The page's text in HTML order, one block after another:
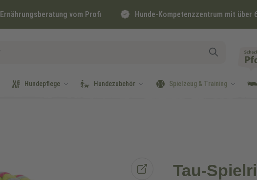
Ernährungsberatung vom Profi Hunde-Kompetenzzentrum mit über
Hundepflege Hundezubehör Spielzeug & Training
Tau-